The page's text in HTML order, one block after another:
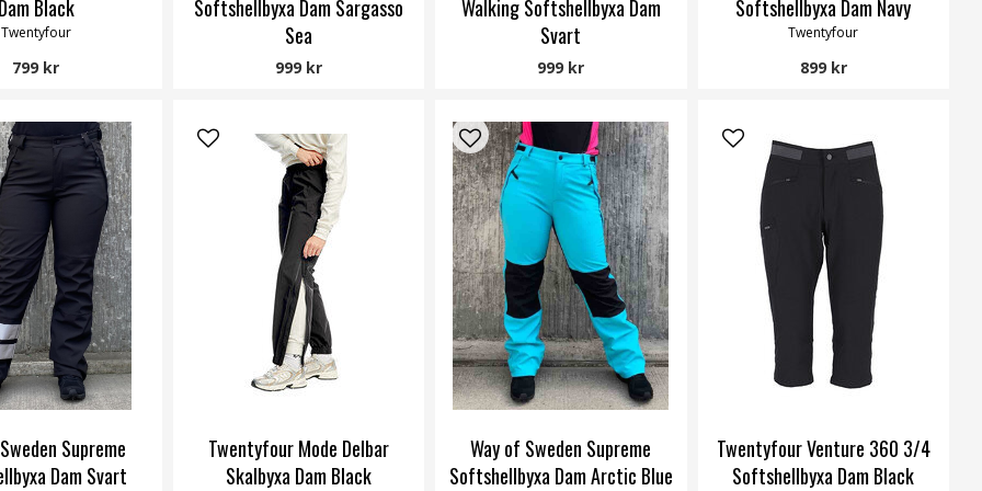
Black
Twentyfour
799 kr
Softshellbyxa Dam Sargasso
Sea
Way of Sweden
999 kr
Walking Softshellbyxa Dam
Svart
Way of Sweden
999 kr
Softshellbyxa Dam Navy
Twentyfour
899 kr
Supreme
Dam Svart
Twentyfour Mode Delbar
Skalbyxa Dam Black
Way of Sweden Supreme
Softshellbyxa Dam Arctic Blue
Twentyfour Venture 360 3/4
Softshellbyxa Dam Black